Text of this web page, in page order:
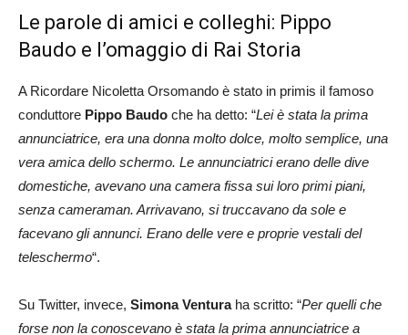
Le parole di amici e colleghi: Pippo
Baudo e l’omaggio di Rai Storia
A Ricordare Nicoletta Orsomando è stato in primis il famoso
conduttore Pippo Baudo che ha detto: “Lei è stata la prima
annunciatrice, era una donna molto dolce, molto semplice, una
vera amica dello schermo. Le annunciatrici erano delle dive
domestiche, avevano una camera fissa sui loro primi piani,
senza cameraman. Arrivavano, si truccavano da sole e
facevano gli annunci. Erano delle vere e proprie vestali del
teleschermo“.
Su Twitter, invece, Simona Venturaha scritto: “Per quelli che
forse non la conoscevano è stata la prima annunciatrice a